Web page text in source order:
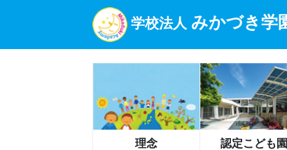
学校法人 みかづき学
理念
認定こども園